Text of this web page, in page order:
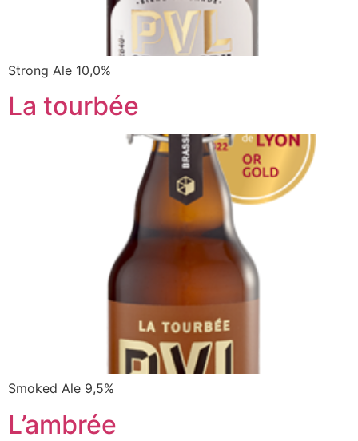
Strong Ale 10,0%
La tourbée
Smoked Ale 9,5%
L’ambrée